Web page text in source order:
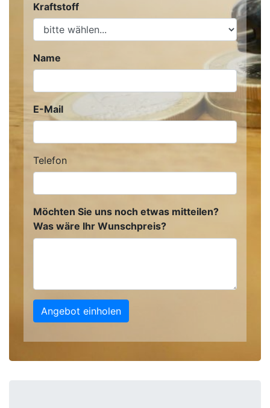
Kraftstoff
Name
E-Mail
Telefon
Möchten Sie uns noch etwas mitteilen?
Was wäre Ihr Wunschpreis?
Angebot einholen